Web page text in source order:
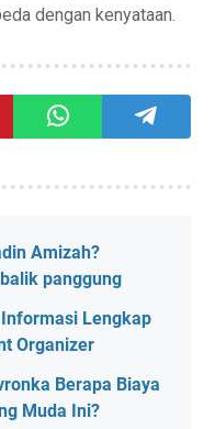
dengan kenyataan.
Amizah?
panggung
Lengkap
Organizer
Berapa Biaya
Muda Ini?